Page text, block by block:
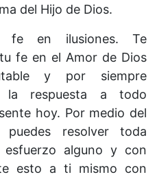
del Hijo de Dios.
en ilusiones. Te
fe en el Amor de Dios
y por siempre
la respuesta a todo
hoy. Por medio del
resolver toda
alguno y con
esto a ti mismo con